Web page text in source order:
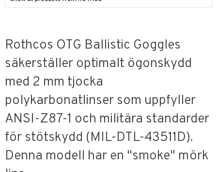
Rothcos OTG Ballistic Goggles
säkerställer optimalt ögonskydd
med 2 mm tjocka
polykarbonatlinser som uppfyller
ANSI-Z87-1 och militära standarder
för stötskydd (MIL-DTL-43511D).
Denna modell har en "smoke" mörk